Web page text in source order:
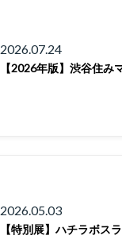
2026.07.24
【2026年版】渋谷住
2026.05.03
【特別展】ハチラボス